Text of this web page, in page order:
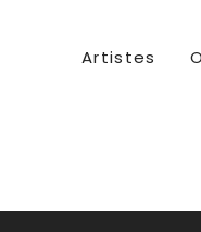
Artistes